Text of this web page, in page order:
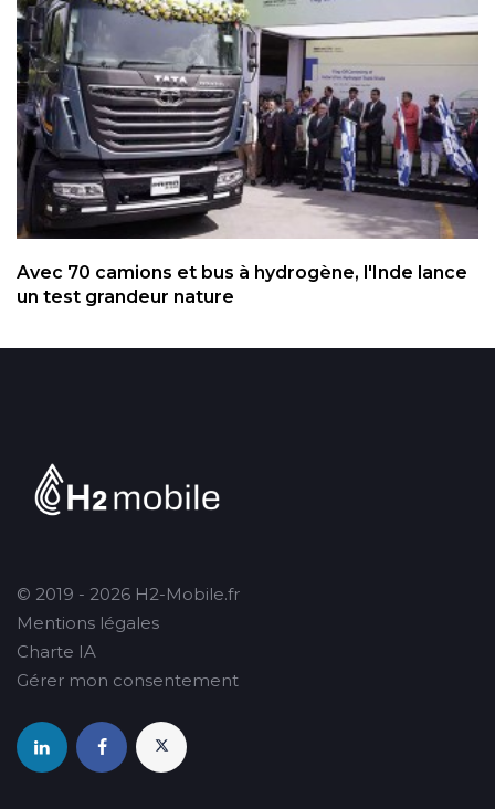
Avec 70 camions et bus à hydrogène, l'Inde lance
un test grandeur nature
© 2019 - 2026 H2-Mobile.fr
Mentions légales
Charte IA
Gérer mon consentement